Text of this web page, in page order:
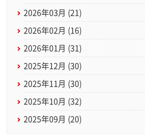
2026年03月 (21)
2026年02月 (16)
2026年01月 (31)
2025年12月 (30)
2025年11月 (30)
2025年10月 (32)
2025年09月 (20)